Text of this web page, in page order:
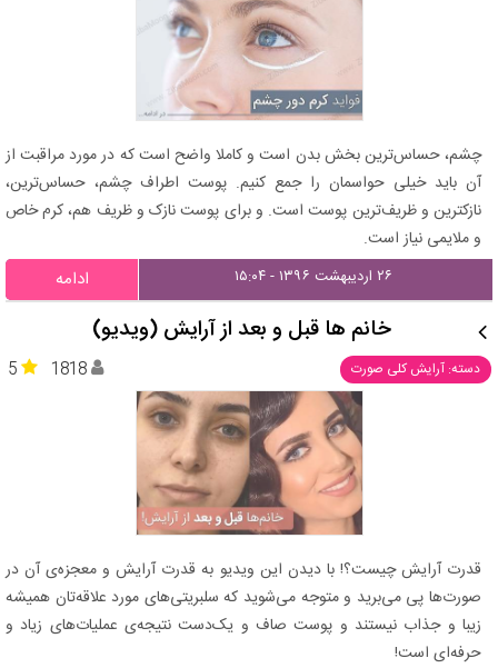
چشم، حساس‌ترین بخش بدن است و کاملا واضح است که در مورد مراقبت از
آن باید خیلی حواسمان را جمع کنیم. پوست اطراف چشم، حساس‌ترین،
نازکترین و ظریف‌ترین پوست است. و برای پوست نازک و ظریف هم، کرم خاص
و ملایمی نیاز است.
۲۶ اردیبهشت ۱۳۹۶ - ۱۵:۰۴ ادامه
خانم ها قبل و بعد از آرایش (ویدیو)
دسته: آرایش کلی صورت 5 1818
قدرت آرایش چیست؟! با دیدن این ویدیو به قدرت آرایش و معجزه‌ی آن در
صورت‌ها پی می‌برید و متوجه می‌شوید که سلبریتی‌های مورد علاقه‌تان همیشه
زیبا و جذاب نیستند و پوست صاف و یک‌دست نتیجه‌ی عملیات‌های زیاد و
حرفه‌ای است!